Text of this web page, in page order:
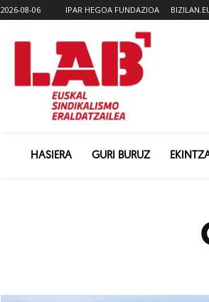
2026-08-06 IPAR HEGOA FUNDAZIOA
HASIERA GURI BURUZ